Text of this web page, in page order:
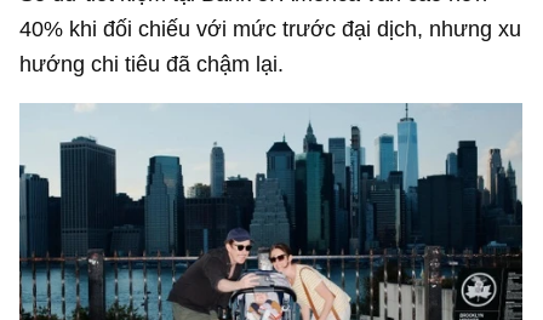
40% khi đối chiếu với mức trước đại dịch, nhưng xu
hướng chi tiêu đã chậm lại.